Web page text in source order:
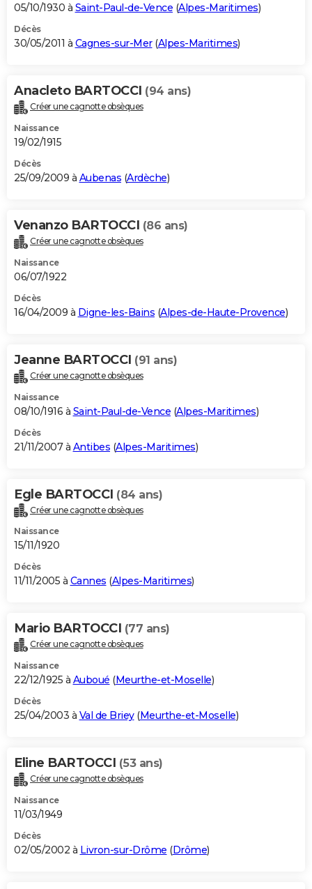
05/10/1930 à Saint-Paul-de-Vence (Alpes-Maritimes)
Décès
30/05/2011 à Cagnes-sur-Mer(Alpes-Maritimes)
Anacleto BARTOCCI (94 ans)
Créer une cagnotte obsèques
Naissance
19/02/1915
Décès
25/09/2009 à Aubenas (Ardèche)
Venanzo BARTOCCI (86 ans)
Créer une cagnotte obsèques
Naissance
06/07/1922
Décès
16/04/2009 à Digne-les-Bains (Alpes-de-Haute-Provence)
Jeanne BARTOCCI (91 ans)
Créer une cagnotte obsèques
Naissance
08/10/1916 à Saint-Paul-de-Vence (Alpes-Maritimes)
Décès
21/11/2007 à Antibes (Alpes-Maritimes)
Egle BARTOCCI (84 ans)
Créer une cagnotte obsèques
Naissance
15/11/1920
Décès
11/11/2005 à Cannes (Alpes-Maritimes)
Mario BARTOCCI (77 ans)
Créer une cagnotte obsèques
Naissance
22/12/1925 à Auboué (Meurthe-et-Moselle)
Décès
25/04/2003 à Val de Briey(Meurthe-et-Moselle)
Eline BARTOCCI (53 ans)
Créer une cagnotte obsèques
Naissance
11/03/1949
Décès
02/05/2002 à Livron-sur-Drôme (Drôme)